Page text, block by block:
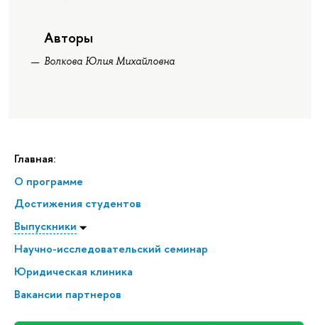
Главная:
О программе
Достижения студентов
Выпускники
Научно-исследовательский семинар
Юридическая клиника
Вакансии партнеров
Авторы
Волкова Юлия Михайловна